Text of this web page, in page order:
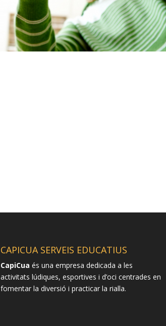
CAPICUA SERVEIS EDUCATIUS
CapiCua és una empresa dedicada a les
activitats lúdiques, esportives i d’oci centrades en
fomentar la diversió i practicar la rialla.